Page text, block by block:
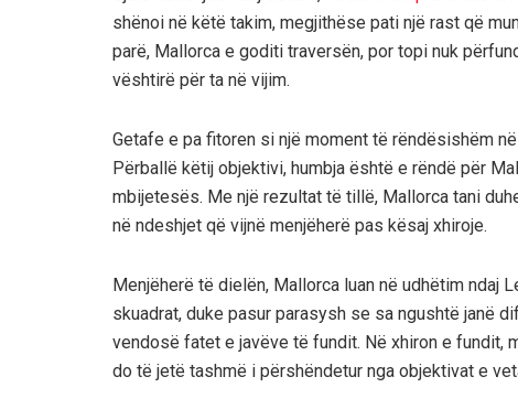
shënoi në këtë takim, megjithëse pati një rast që
parë, Mallorca e goditi traversën, por topi nuk
vështirë për ta në vijim.
Getafe e pa fitoren si një moment të rëndësishëm
Përballë këtij objektivi, humbja është e rëndë për
mbijetesës. Me një rezultat të tillë, Mallorca tani
në ndeshjet që vijnë menjëherë pas kësaj xhiroje.
Menjëherë të dielën, Mallorca luan në udhëtim ndaj
skuadrat, duke pasur parasysh se sa ngushtë janë
vendosë fatet e javëve të fundit. Në xhiron e fundit,
do të jetë tashmë i përshëndetur nga objektivat e